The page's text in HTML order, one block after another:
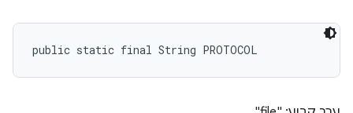
public static final String PROTOCOL